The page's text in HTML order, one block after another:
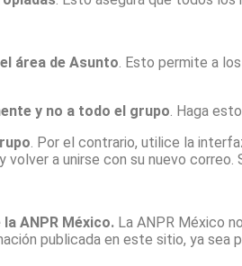
área de Asunto. Esto permite a
y no a todo el grupo. Haga
. Por el contrario, utilice la
a unirse con su nuevo correo.
ANPR México. La ANPR México
publicada en este sitio, ya